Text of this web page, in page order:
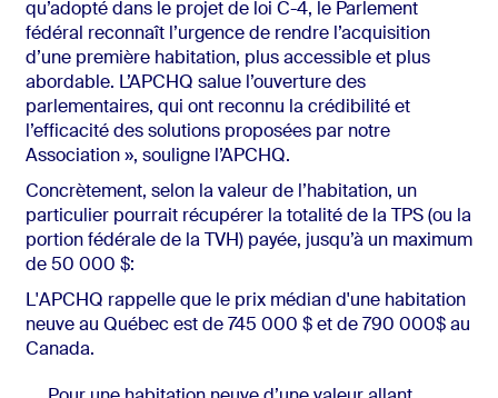
qu’adopté dans le projet de loi C-4, le Parlement
fédéral reconnaît l’urgence de rendre l’acquisition
d’une première habitation, plus accessible et plus
abordable. L’APCHQ salue l’ouverture des
parlementaires, qui ont reconnu la crédibilité et
l’efficacité des solutions proposées par notre
Association », souligne l’APCHQ.
Concrètement, selon la valeur de l’habitation, un
particulier pourrait récupérer la totalité de la TPS (ou la
portion fédérale de la TVH) payée, jusqu’à un maximum
de 50 000 $:
L'APCHQ rappelle que le prix médian d'une habitation
neuve au Québec est de 745 000 $ et de 790 000$ au
Canada.